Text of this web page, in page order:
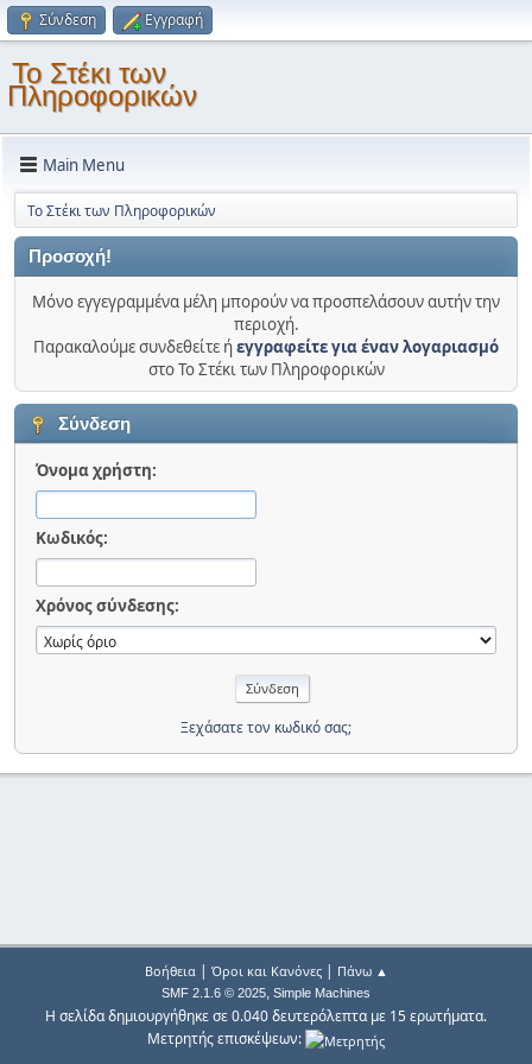
Σύνδεση Εγγραφή
Το Στέκι των
Πληροφορικών
Main Menu
Το Στέκι των Πληροφορικών
Προσοχή!
Μόνο εγγεγραμμένα μέλη μπορούν να προσπελάσουν αυτήν την
περιοχή.
Παρακαλούμε συνδεθείτε ήεγγραφείτε για έναν λογαριασμό
στο Το Στέκι των Πληροφορικών
Σύνδεση
Όνομα χρήστη:
Κωδικός:
Χρόνος σύνδεσης:
Ξεχάσατε τον κωδικό σας;
Βοήθεια| Όροι και Κανόνες| Πάνω ▲
SMF 2.1.6 © 2025, Simple Machines
Η σελίδα δημιουργήθηκε σε 0.040 δευτερόλεπτα με 15 ερωτήματα.
Μετρητής επισκέψεων: